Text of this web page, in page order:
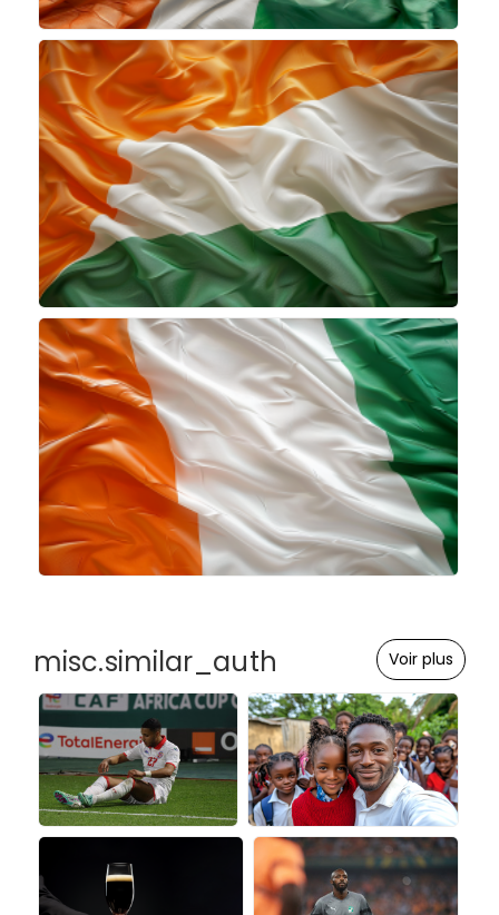
misc.similar_auth Voir plus